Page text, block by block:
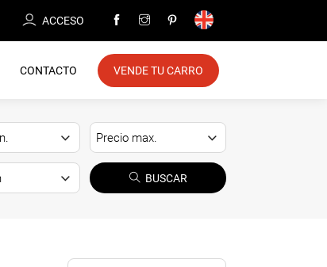
ACCESO
CONTACTO VENDE TU CARRO
BUSCAR